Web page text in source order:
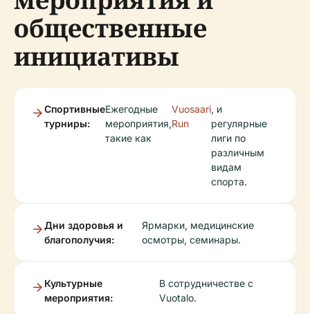
общественные
инициативы
Спортивные
турниры:
Ежегодные
мероприятия,
такие как
Vuosaari
Run
, и
регулярные
лиги по
различным
видам
спорта.
Дни здоровья и
благополучия:
Ярмарки, медицинские
осмотры, семинары.
Культурные
мероприятия:
В сотрудничестве с
Vuotalo.